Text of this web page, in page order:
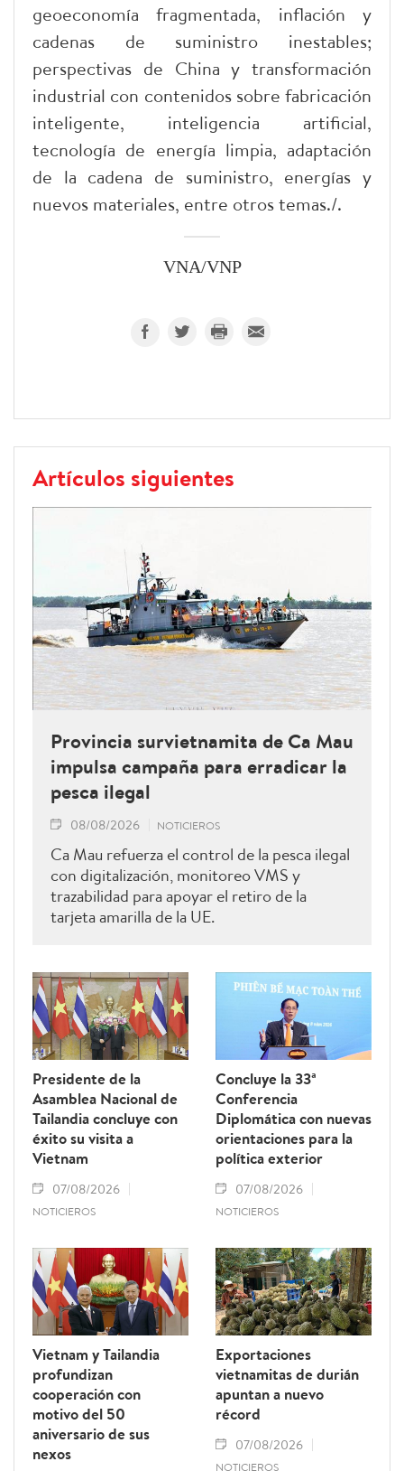
geoeconomía fragmentada, inflación y
cadenas de suministro inestables;
perspectivas de China y transformación
industrial con contenidos sobre fabricación
inteligente, inteligencia artificial,
tecnología de energía limpia, adaptación
de la cadena de suministro, energías y
nuevos materiales, entre otros temas./.
VNA/VNP
Artículos siguientes
Provincia survietnamita de Ca Mau
impulsa campaña para erradicar la
pesca ilegal
08/08/2026 NOTICIEROS
Ca Mau refuerza el control de la pesca ilegal
con digitalización, monitoreo VMS y
trazabilidad para apoyar el retiro de la
tarjeta amarilla de la UE.
Presidente de la
Asamblea Nacional de
Tailandia concluye con
éxito su visita a
Vietnam
07/08/2026
NOTICIEROS
Concluye la 33ª
Conferencia
Diplomática con nuevas
orientaciones para la
política exterior
07/08/2026
NOTICIEROS
Vietnam y Tailandia
profundizan
cooperación con
motivo del 50
aniversario de sus
nexos
Exportaciones
vietnamitas de durián
apuntan a nuevo
récord
07/08/2026
NOTICIEROS